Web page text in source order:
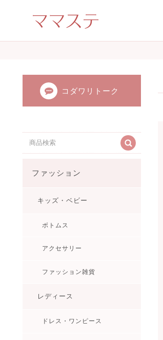
ママのかくれた
てます。
コダワリトーク
ファッション
キッズ・ベビー
ボトムス
アクセサリー
ファッション雑貨
レディース
ドレス・ワンピース